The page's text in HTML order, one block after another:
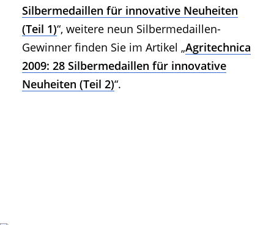
Silbermedaillen für innovative Neuheiten
(Teil 1)“, weitere neun Silbermedaillen-
Gewinner finden Sie im Artikel „Agritechnica
2009: 28 Silbermedaillen für innovative
Neuheiten (Teil 2)“.